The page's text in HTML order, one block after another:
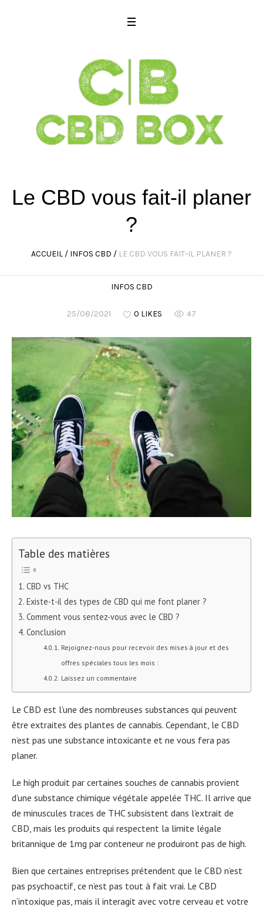
Le CBD vous fait-il planer
?
ACCUEIL / INFOS CBD / LE CBD VOUS FAIT-IL PLANER ?
INFOS CBD
25/08/2021 0 LIKES 47
Table des matières
CBD vs THC
Existe-t-il des types de CBD qui me font planer ?
Comment vous sentez-vous avec le CBD ?
Conclusion
Rejoignez-nous pour recevoir des mises à jour et des
offres spéciales tous les mois :
Laissez un commentaire
Le CBD est l’une des nombreuses substances qui peuvent
être extraites des plantes de cannabis. Cependant, le CBD
n’est pas une substance intoxicante et ne vous fera pas
planer.
Le high produit par certaines souches de cannabis provient
d’une substance chimique végétale appelée THC. Il arrive que
de minuscules traces de THC subsistent dans l’extrait de
CBD, mais les produits qui respectent la limite légale
britannique de 1mg par conteneur ne produiront pas de high.
Bien que certaines entreprises prétendent que le CBD n’est
pas psychoactif, ce n’est pas tout à fait vrai. Le CBD
n’intoxique pas, mais il interagit avec votre cerveau et votre